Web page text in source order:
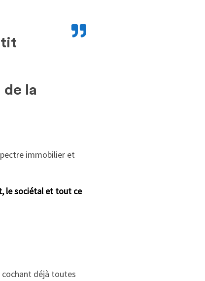
la
immobilier et
le sociétal et tout ce
cochant déjà toutes